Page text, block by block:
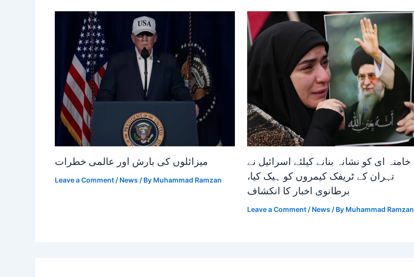
میزائلوں کی بارش اور عالمی خطرات
Leave a Comment / News / By Muhammad Ramzan
خامنہ ای کو نشانہ بنانے کیلئے اسرائیل نے
تہران کے ٹریفک کیمروں کو ہیک کیا،
برطانوی اخبار کا انکشاف
Leave a Comment / News / By Muhammad Ramzan